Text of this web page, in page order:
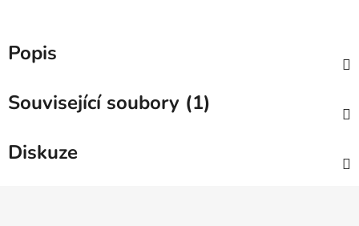
Popis
Související soubory (1)
Diskuze